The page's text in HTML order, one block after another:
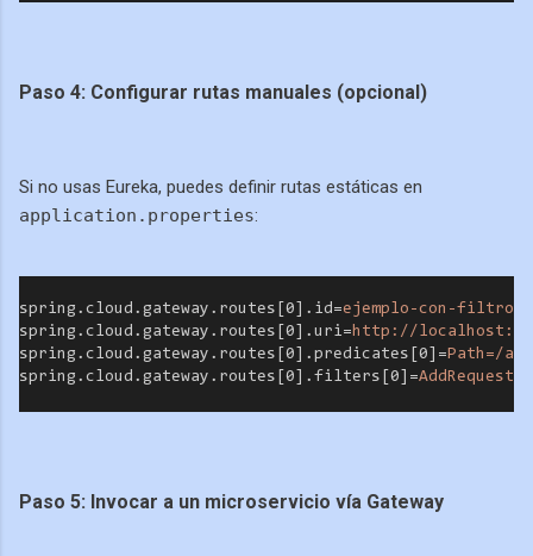
Paso 4: Configurar rutas manuales (opcional)
Si no usas Eureka, puedes definir rutas estáticas en
application.properties:
spring.cloud.gateway.routes[0].id=ejemplo-con-filtro
spring.cloud.gateway.routes[0].uri=http://
spring.cloud.gateway.routes[0].predicates[0]=Path=/
spring.cloud.gateway.routes[0].filters[0]=
Paso 5: Invocar a un microservicio vía Gateway